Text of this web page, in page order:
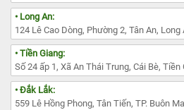
• Long An:
124 Lê Cao Dòng, Phường 2, Tân An, Long
• Tiền Giang:
Số 24 ấp 1, Xã An Thái Trung, Cái Bè, Tiền
• Đắk Lắk:
559 Lê Hồng Phong, Tân Tiến, TP. Buôn